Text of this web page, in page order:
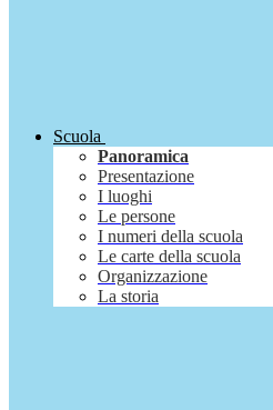
Scuola
Panoramica
Presentazione
I luoghi
Le persone
I numeri della scuola
Le carte della scuola
Organizzazione
La storia